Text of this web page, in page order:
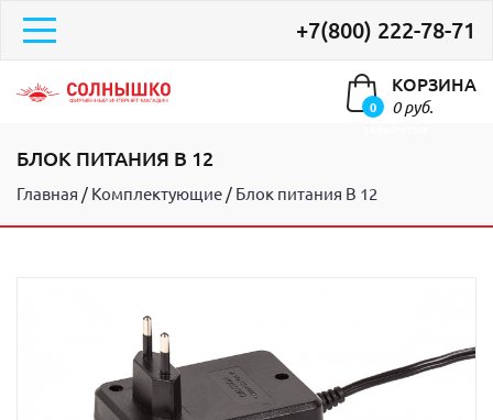
+7(800) 222-78-71
0
КОРЗИНА
0 руб.
БЛОК ПИТАНИЯ В 12
Главная Комплектующие Блок питания В 12